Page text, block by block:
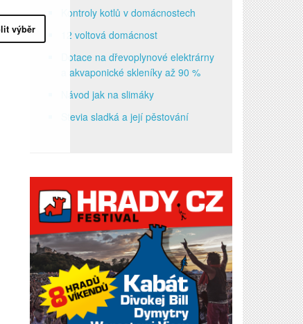
Kontroly kotlů v domácnostech
12 voltová domácnost
Dotace na dřevoplynové elektrárny
a akvaponické skleníky až 90 %
Návod jak na slimáky
Stevia sladká a její pěstování
výběr